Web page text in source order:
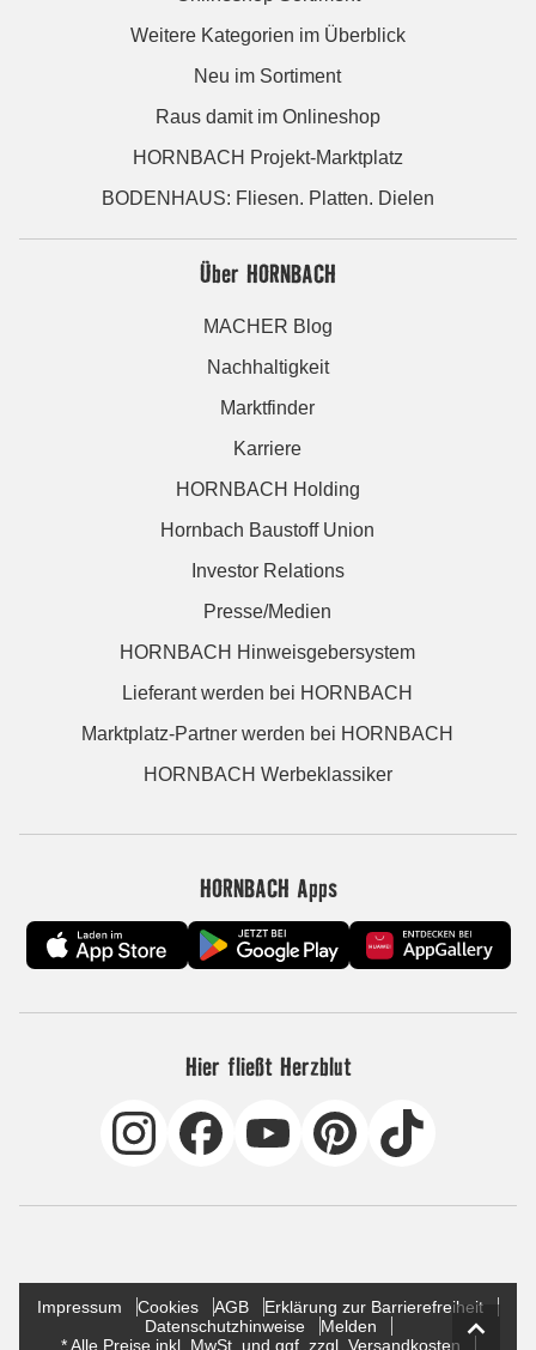
Weitere Kategorien im Überblick
Neu im Sortiment
Raus damit im Onlineshop
HORNBACH Projekt-Marktplatz
BODENHAUS: Fliesen. Platten. Dielen
Über HORNBACH
MACHER Blog
Nachhaltigkeit
Marktfinder
Karriere
HORNBACH Holding
Hornbach Baustoff Union
Investor Relations
Presse/Medien
HORNBACH Hinweisgebersystem
Lieferant werden bei HORNBACH
Marktplatz-Partner werden bei HORNBACH
HORNBACH Werbeklassiker
HORNBACH Apps
Hier fließt Herzblut
Impressum Cookies AGB
Erklärung zur Barrierefreiheit
Datenschutzhinweise
Melden
* Alle Preise inkl. MwSt. und ggf. zzgl. Versandkosten